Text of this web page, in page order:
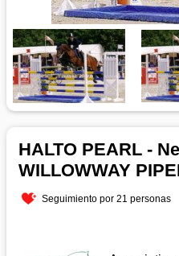
HALTO PEARL -
WILLOWWAY
Seguimiento por 21 personas